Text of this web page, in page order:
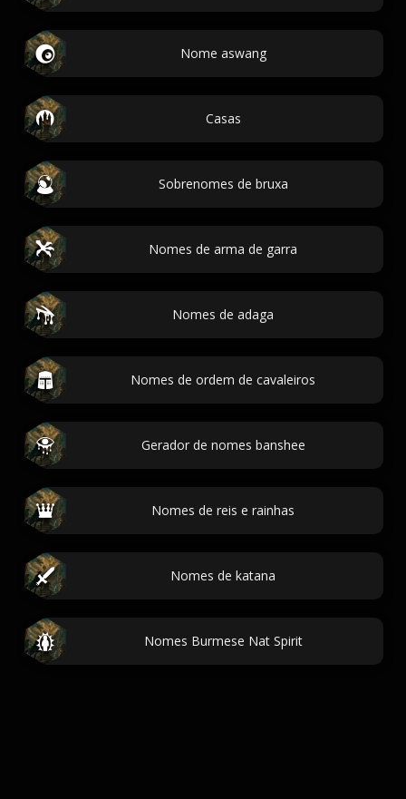
Nome aswang
Casas
Sobrenomes de bruxa
Nomes de arma de garra
Nomes de adaga
Nomes de ordem de cavaleiros
Gerador de nomes banshee
Nomes de reis e rainhas
Nomes de katana
Nomes Burmese Nat Spirit